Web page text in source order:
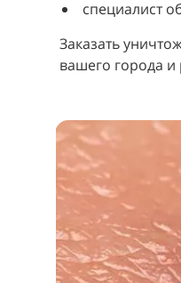
специалист
Заказать
вашего города и